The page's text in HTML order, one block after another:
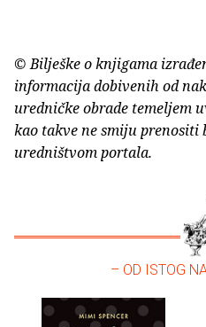
© Bilješke o knjigama
informacija dobivenih od
uredničke obrade temeljem
kao takve ne smiju prenositi
uredništvom portala.
– OD ISTOG